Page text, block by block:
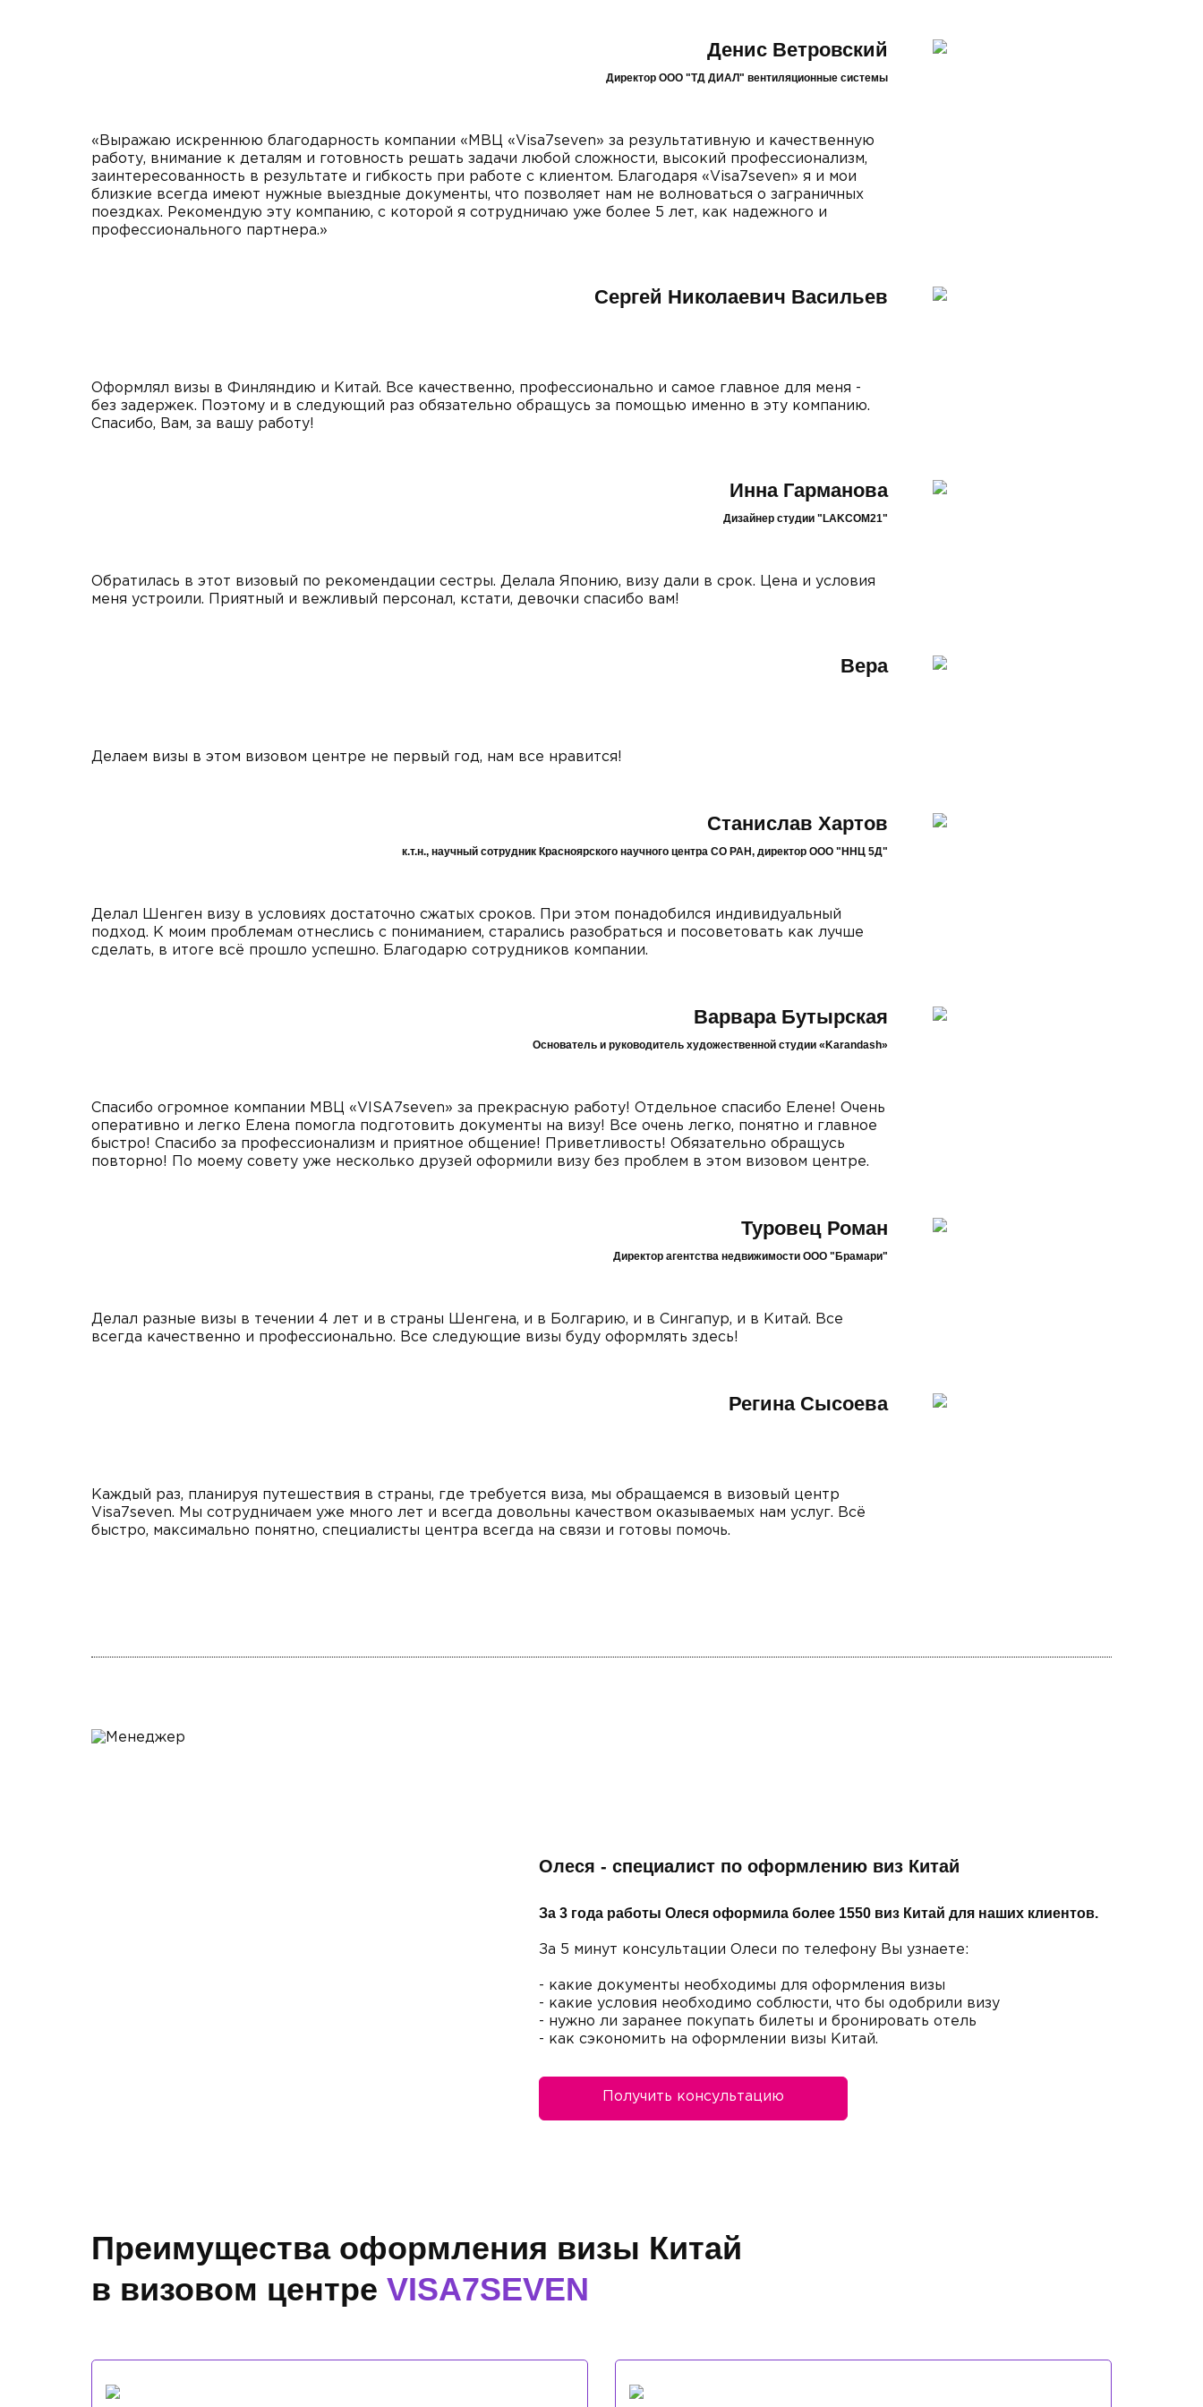
Денис Ветровский
Директор ООО "ТД ДИАЛ" вентиляционные системы
«Выражаю искреннюю благодарность компании «МВЦ «Visa7seven» за результативную и качественную
работу, внимание к деталям и готовность решать задачи любой сложности, высокий профессионализм,
заинтересованность в результате и гибкость при работе с клиентом. Благодаря «Visa7seven» я и мои
близкие всегда имеют нужные выездные документы, что позволяет нам не волноваться о заграничных
поездках. Рекомендую эту компанию, с которой я сотрудничаю уже более 5 лет, как надежного и
профессионального партнера.»
Сергей Николаевич Васильев
Оформлял визы в Финляндию и Китай. Все качественно, профессионально и самое главное для меня -
без задержек. Поэтому и в следующий раз обязательно обращусь за помощью именно в эту компанию.
Спасибо, Вам, за вашу работу!
Инна Гарманова
Дизайнер студии "LAKCOM21"
Обратилась в этот визовый по рекомендации сестры. Делала Японию, визу дали в срок. Цена и условия
меня устроили. Приятный и вежливый персонал, кстати, девочки спасибо вам!
Вера
Делаем визы в этом визовом центре не первый год, нам все нравится!
Станислав Хартов
к.т.н., научный сотрудник Красноярского научного центра СО РАН, директор ООО "ННЦ 5Д"
Делал Шенген визу в условиях достаточно сжатых сроков. При этом понадобился индивидуальный
подход. К моим проблемам отнеслись с пониманием, старались разобраться и посоветовать как лучше
сделать, в итоге всё прошло успешно. Благодарю сотрудников компании.
Варвара Бутырская
Основатель и руководитель художественной студии «Karandash»
Спасибо огромное компании МВЦ «VISA7seven» за прекрасную работу! Отдельное спасибо Елене! Очень
оперативно и легко Елена помогла подготовить документы на визу! Все очень легко, понятно и главное
быстро! Спасибо за профессионализм и приятное общение! Приветливость! Обязательно обращусь
повторно! По моему совету уже несколько друзей оформили визу без проблем в этом визовом центре.
Туровец Роман
Директор агентства недвижимости ООО "Брамари"
Делал разные визы в течении 4 лет и в страны Шенгена, и в Болгарию, и в Сингапур, и в Китай. Все
всегда качественно и профессионально. Все следующие визы буду оформлять здесь!
Регина Сысоева
Каждый раз, планируя путешествия в страны, где требуется виза, мы обращаемся в визовый центр
Visa7seven. Мы сотрудничаем уже много лет и всегда довольны качеством оказываемых нам услуг. Всё
быстро, максимально понятно, специалисты центра всегда на связи и готовы помочь.
Олеся - специалист по оформлению виз Китай
За 3 года работы Олеся оформила более 1550 виз Китай для наших клиентов.
За 5 минут консультации Олеси по телефону Вы узнаете:
- какие документы необходимы для оформления визы
- какие условия необходимо соблюсти, что бы одобрили визу
- нужно ли заранее покупать билеты и бронировать отель
- как сэкономить на оформлении визы Китай.
Получить консультацию
Преимущества оформления визы Китай
в визовом центре VISA7SEVEN